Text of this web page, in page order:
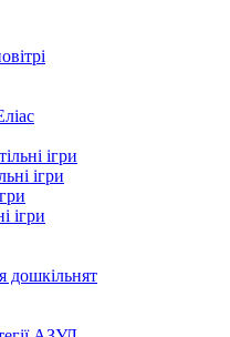
ігри
ігри
ігри
дошкільнят